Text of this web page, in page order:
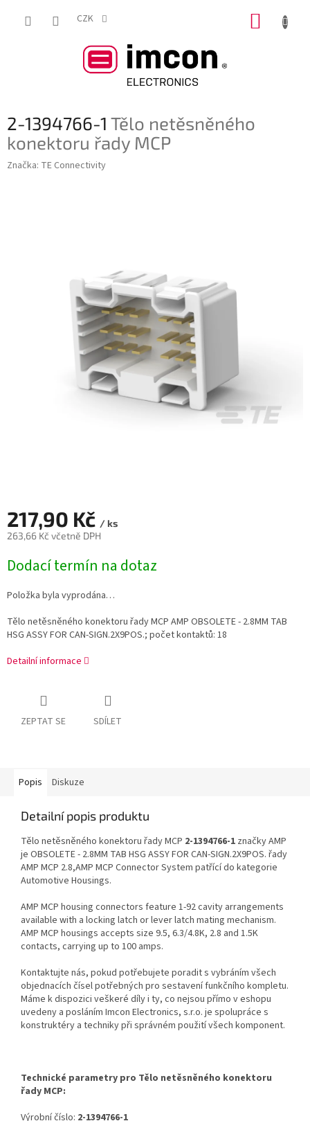
CZK
2-1394766-1 Tělo netěsněného
konektoru řady MCP
Značka: TE Connectivity
217,90 Kč / ks
263,66 Kč včetně DPH
cena:
Dodací termín na dotaz
Položka byla vyprodána…
Tělo netěsněného konektoru řady MCP AMP OBSOLETE - 2.8MM TAB
HSG ASSY FOR CAN-SIGN.2X9POS.; počet kontaktů: 18
Detailní informace
ZEPTAT SE SDÍLET
Popis Diskuze
Detailní popis produktu
Tělo netěsněného konektoru řady MCP 2-1394766-1 značky AMP
je OBSOLETE - 2.8MM TAB HSG ASSY FOR CAN-SIGN.2X9POS. řady
AMP MCP 2.8,AMP MCP Connector System patřící do kategorie
Automotive Housings.
AMP MCP housing connectors feature 1-92 cavity arrangements
available with a locking latch or lever latch mating mechanism.
AMP MCP housings accepts size 9.5, 6.3/4.8K, 2.8 and 1.5K
contacts, carrying up to 100 amps.
Kontaktujte nás, pokud potřebujete poradit s vybráním všech
objednacích čísel potřebných pro sestavení funkčního kompletu.
Máme k dispozici veškeré díly i ty, co nejsou přímo v eshopu
uvedeny a posláním Imcon Electronics, s.r.o. je spolupráce s
konstruktéry a techniky při správném použití všech komponent.
Technické parametry pro Tělo netěsněného konektoru
řady MCP:
Výrobní číslo: 2-1394766-1